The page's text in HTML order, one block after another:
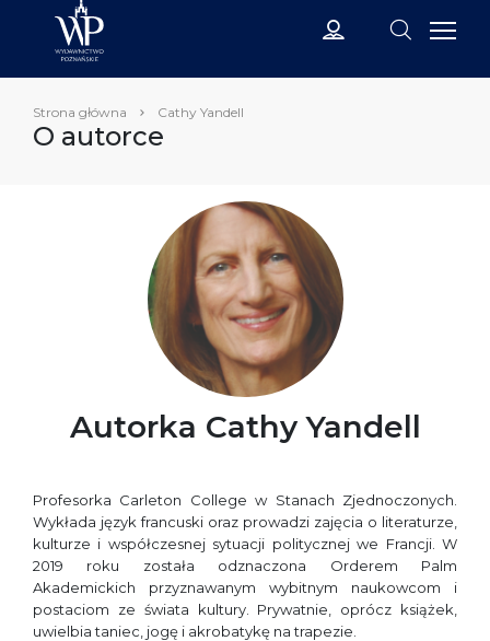
Strona główna Cathy Yandell
O autorce
Autorka Cathy Yandell
Profesorka Carleton College w Stanach Zjednoczonych.
Wykłada język francuski oraz prowadzi zajęcia o literaturze,
kulturze i współczesnej sytuacji politycznej we Francji. W
2019 roku została odznaczona Orderem Palm
Akademickich przyznawanym wybitnym naukowcom i
postaciom ze świata kultury. Prywatnie, oprócz książek,
uwielbia taniec, jogę i akrobatykę na trapezie.